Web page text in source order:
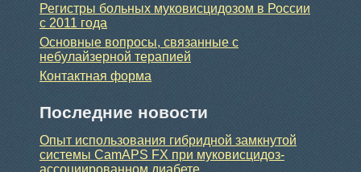
Регистры больных муковисцидозом в России
с 2011 года
Основные вопросы, связанные с
небулайзерной терапией
Контактная форма
Последние новости
Опыт использования гибридной замкнутой
системы CamAPS FX при муковисцидоз-
ассоциированном диабете